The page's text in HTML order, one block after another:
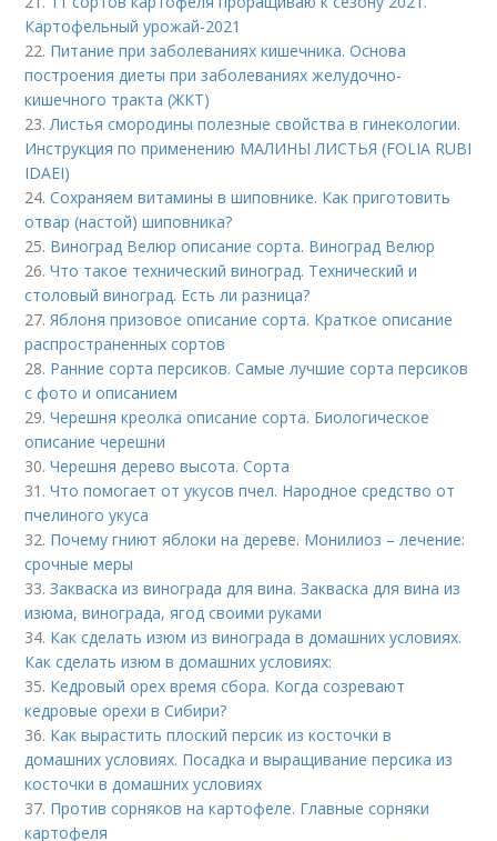
Картофельный урожай-2021
22. Питание при заболеваниях кишечника. Основа
построения диеты при заболеваниях желудочно-
кишечного тракта (ЖКТ)
23.Листья смородины полезные свойства в гинекологии.
Инструкция по применению МАЛИНЫ ЛИСТЬЯ (FOLIA RUBI
IDAEI)
24.Сохраняем витамины в шиповнике. Как приготовить
отвар (настой) шиповника?
25. Виноград Велюр описание сорта. Виноград Велюр
26.Что такое технический виноград. Технический и
столовый виноград. Есть ли разница?
27.Яблоня призовое описание сорта. Краткое описание
распространенных сортов
28. Ранние сорта персиков. Самые лучшие сорта персиков
с фото и описанием
29.Черешня креолка описание сорта. Биологическое
описание черешни
30.Черешня дерево высота. Сорта
31.Что помогает от укусов пчел. Народное средство от
пчелиного укуса
32. Почему гниют яблоки на дереве. Монилиоз – лечение:
срочные меры
33.Закваска из винограда для вина. Закваска для вина из
изюма, винограда, ягод своими руками
34. Как сделать изюм из винограда в домашних условиях.
Как сделать изюм в домашних условиях:
35. Кедровый орех время сбора. Когда созревают
кедровые орехи в Сибири?
36. Как вырастить плоский персик из косточки в
домашних условиях. Посадка и выращивание персика из
косточки в домашних условиях
37. Против сорняков на картофеле. Главные сорняки
картофеля